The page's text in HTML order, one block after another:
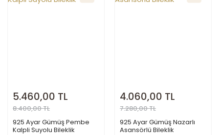
5.460,00 TL
8.400,00 TL
925 Ayar Gümüş Pembe
Kalpli Suyolu Bileklik
4.060,00 TL
7.280,00 TL
925 Ayar Gümüş Nazarlı
Asansörlü Bileklik